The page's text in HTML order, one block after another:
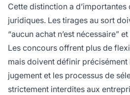
Cette distinction a d’importantes
juridiques. Les tirages au sort
“aucun achat n’est nécessaire”
Les concours offrent plus de
mais doivent définir précisément
jugement et les processus de
strictement interdites aux